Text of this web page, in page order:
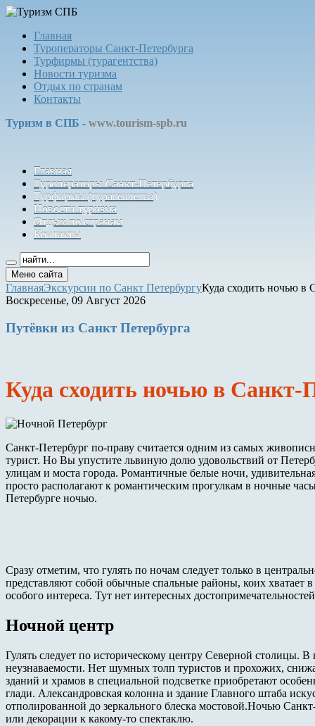
Главная
Туроператоры Санкт-Петербурга
Турфирмы (турагентства)
Новости туризма
Отдых по странам
Контакты
Туризм в СПБ - www.tourism-spb.ru
Главная
Туроператоры Санкт-Петербурга
Турфирмы (турагентства)
Новости туризма
Отдых по странам
Контакты
Меню сайта
ГлавнаяЭкскурсии по Санкт ПетербургуКуда сходить ночью в
Воскресенье, 09 Август 2026
Путёвки из Санкт Петербурга
Куда сходить ночью в Санкт-
Санкт-Петербург по-праву считается одним из самых
турист. Но Вы упустите львиную долю удовольствий от
улицам и моста города. Романтичные белые ночи,
просто располагают к романтическим прогулкам в ночные
Петербурге ночью.
Сразу отметим, что гулять по ночам следует только в
представляют собой обычные спальные районы, коих хватает
особого интереса. Тут нет интересных
Ночной центр
Гулять следует по историческому центру Северной столицы.
неузнаваемости. Нет шумных толп туристов и прохожих,
зданий и храмов в специальной подсветке приобретают
глади. Александровская колонна и здание Главного штаба
отполированной до зеркального блеска мостовой.Ночью
или декорации к какому-то спектаклю.